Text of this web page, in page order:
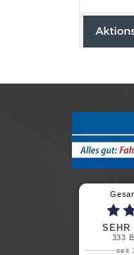
SEHR
333
seit